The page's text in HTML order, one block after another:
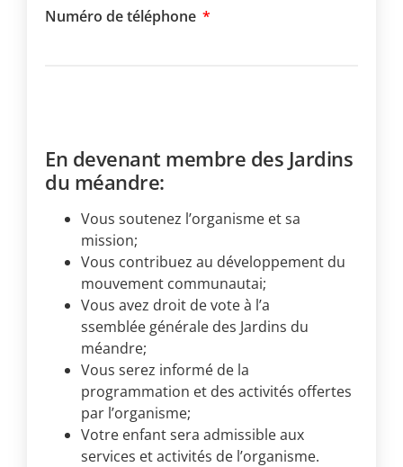
Numéro de téléphone
En devenant membre des Jardins
du méandre:
Vous soutenez l’organisme et sa
mission;
Vous contribuez au développement du
mouvement communautai;
Vous avez droit de vote à l’a
ssemblée générale des Jardins du
méandre;
Vous serez informé de la
programmation et des activités offertes
par l’organisme;
Votre enfant sera admissible aux
services et activités de l’organisme.